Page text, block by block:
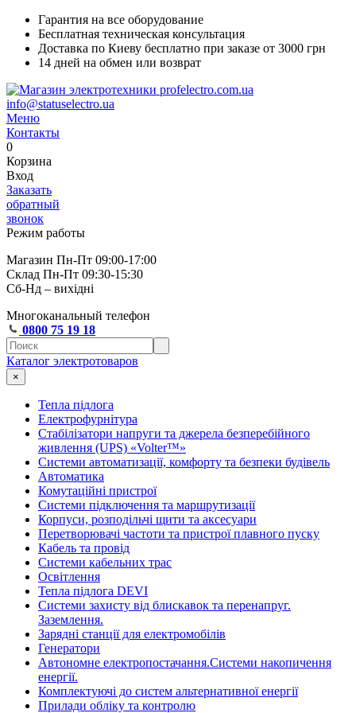
Гарантия на все оборудование
Бесплатная техническая консультация
Доставка по Киеву бесплатно при заказе от 3000 грн
14 дней на обмен или возврат
info@statuselectro.ua
Меню
Контакты
0
Корзина
Вход
Заказать
обратный
звонок
Режим работы
Магазин Пн-Пт 09:00-17:00
Склад Пн-Пт 09:30-15:30
Сб-Нд – вихідні
Многоканальный телефон
0800 75 19 18
Каталог электротоваров
×
Тепла підлога
Електрофурнітура
Cтабілізатори напруги та джерела безперебійного
живлення (UPS) «Volter™»
Системи автоматизації, комфорту та безпеки будівель
Автоматика
Комутаційні пристрої
Системи підключення та маршрутизації
Корпуси, розподільчі щити та аксесуари
Перетворювачі частоти та пристрої плавного пуску
Кабель та провід
Системи кабельних трас
Освітлення
Тепла підлога DEVI
Системи захисту від блискавок та перенапруг.
Заземлення.
Зарядні станції для електромобілів
Генератори
Автономне електропостачання.Системи накопичення
енергії.
Комплектуючі до систем альтернативної енергії
Прилади обліку та контролю